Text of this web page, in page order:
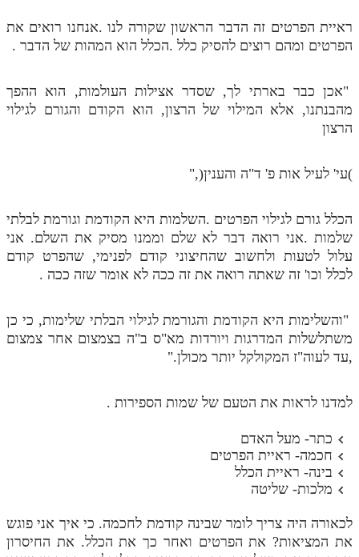
ראיית הפרטים זה הדבר הראשון שקורה לנו .אנחנו רואים את
הפרטים ומהם רוצים להסיק כלל .הכלל הוא המהות של הדבר .
"אכן כבר בארתי לך, שסדר אצילות העולמות, הוא ההפך
מהבנתנו, אלא המילוי של הרצון, הוא הקודם והגורם לגילוי
הרצון
)עי' לעיל אות פ' ד"ה והענין(,"
הכלל גורם לגילוי הפרטים .השלמות היא הקודמת וגורמת לבלתי
שלמות .אני רואה דבר לא שלם וממנו מסיק את השלם. אני
עלול לטעות ולחשוב שהחיצוני קודם לפנימי, שהפרט קודם
לכלל וכו' זה שאתה רואה את זה ככה לא אומר שזה ככה .
"והשלימות היא הקודמת והגורמת לגילוי הבלתי שלימות, כי כן
משתלשלות המדרגות ויורדות מא"ס ב"ה בצמצום אחר צמצום
,עד לעוה"ז המקולקל יותר מכולן."
למדנו לראות את הטעם של שמות הספירות .
כתר- מעל האדם
חכמה- ראיית הפרטים
בינה- ראיית הכלל
מלכות- שליטה
לכאורה היה צריך לומר שבינה קודמת לחכמה. כי איך אני פוגש
את המציאות? את הפרטים ואחר כך את הכלל. את החיסרון